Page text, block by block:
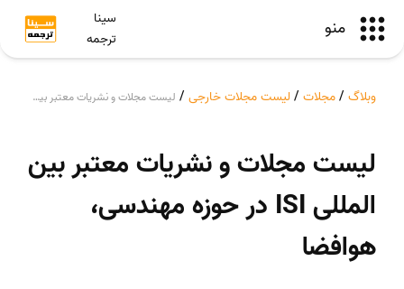
منو
سینا
ترجمه
وبلاگ /مجلات /لیست مجلات خارجی / لیست مجلات و نشریات معتبر بین المللی ISI در حوزه مهندسی، هوافضا
لیست مجلات و نشریات معتبر بین
المللی ISI در حوزه مهندسی،
هوافضا